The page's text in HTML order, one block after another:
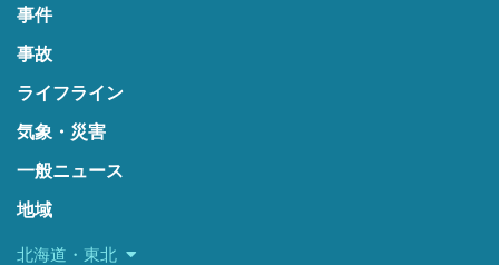
事件
事故
ライフライン
気象・災害
一般ニュース
地域
北海道・東北